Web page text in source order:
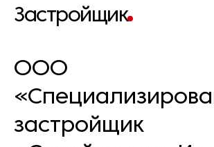
Застройщик
ООО
застройщик